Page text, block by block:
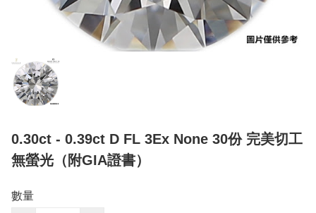
0.30ct - 0.39ct D FL 3Ex None 30份 完美切工
無螢光（附GIA證書）
數量